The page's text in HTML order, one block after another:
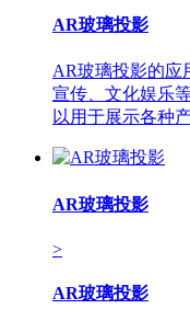
AR玻璃投影
AR玻璃投影的应
宣传、文化娱乐
以用于展示各种
AR玻璃投影
>
AR玻璃投影